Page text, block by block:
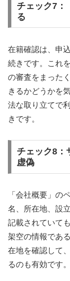
チェック7：
る
在籍確認は、申
続きです。これ
の審査をまった
きるかどうかを
法な取り立てで
きです。
チェック8：
虚偽
「会社概要」の
名、所在地、設
記載されていて
架空の情報であ
在地を確認して
るのも有効です。